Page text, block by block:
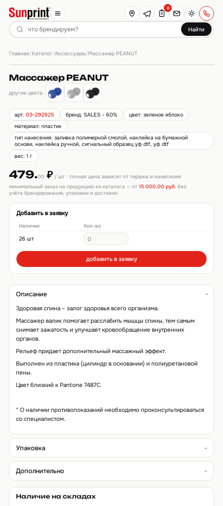
Найти
0
Главная/Каталог/Аксессуары/Массажер PEANUT
Массажер PEANUT
другие цвета:
арт.03-292925 бренд: SALES - 60%
цвет: зеленое яблоко
материал: пластик
тип нанесения: заливка полимерной смолой, наклейка на бумажной
основе, наклейка ручной, сигнальный образец уф dtf, уф dtf
вес: 1 г
479.00₽/ шт · точная цена зависит от тиража и нанесения
минимальный заказ на продукцию из каталога — от 15 000,00 руб. без
учёта брендирования, упаковки и доставки
Добавить в заявку
Наличие Кол-во
26 шт
добавить в заявку
Описание
Здоровая спина – залог здоровья всего организма.
Массажер валик помогает расслабить мышцы спины, тем самым
снимает зажатость и улучшает кровообращение внутренних
органов.
Рельеф придает дополнительный массажный эффект.
Выполнен из пластика (цилиндр в основании) и полиуретановой
пены.
Цвет близкий к Pantone 7487C
* О наличии противопоказаний необходимо проконсультироваться
со специалистом.
Упаковка
Дополнительно
Наличие на складах